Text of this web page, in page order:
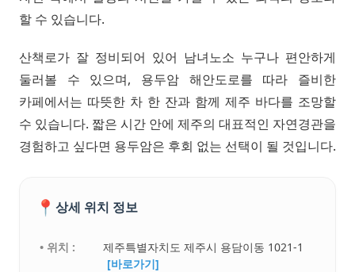
할 수 있습니다.
산책로가 잘 정비되어 있어 남녀노소 누구나 편안하게
둘러볼 수 있으며, 용두암 해안도로를 따라 즐비한
카페에서는 따뜻한 차 한 잔과 함께 제주 바다를 조망할
수 있습니다. 짧은 시간 안에 제주의 대표적인 자연경관을
경험하고 싶다면 용두암은 후회 없는 선택이 될 것입니다.
📍 상세 위치 정보
• 위치 :
제주특별자치도 제주시 용담이동 1021-1
[바로가기]